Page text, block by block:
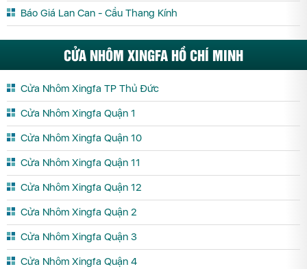
Báo Giá Lan Can - Cầu Thang Kính
CỬA NHÔM XINGFA HỒ CHÍ MINH
Cửa Nhôm Xingfa TP Thủ Đức
Cửa Nhôm Xingfa Quận 1
Cửa Nhôm Xingfa Quận 10
Cửa Nhôm Xingfa Quận 11
Cửa Nhôm Xingfa Quận 12
Cửa Nhôm Xingfa Quận 2
Cửa Nhôm Xingfa Quận 3
Cửa Nhôm Xingfa Quận 4